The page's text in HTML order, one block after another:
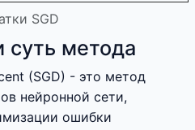
SGD
суть метода
(SGD) - это метод
нейронной сети,
ошибки